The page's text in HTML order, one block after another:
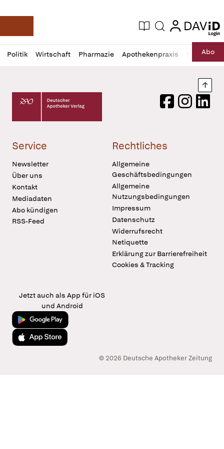
Deutsche Apotheker Zeitung
Aktuelle Ausgabe
Suche login
login
Politik Wirtschaft Pharmazie Apothekenpraxis RechtAbo
Profil
öffnen
Daz
Pur
Deutscher Apotheker Verlag Logo
FacebookInstagram
Service
Newsletter
Über uns
Kontakt
Mediadaten
Abo kündigen
RSS-Feed
Rechtliches
Allgemeine
Geschäftsbedingungen
Allgemeine
Nutzungsbedingungen
Impressum
Datenschutz
Widerrufsrecht
Netiquette
Erklärung zur Barrierefreiheit
Cookies & Tracking
Jetzt auch als App für iOS
und Android
Jetzt bei Google Play
Laden im App Store
© 2026 Deutsche Apotheker Zeitung